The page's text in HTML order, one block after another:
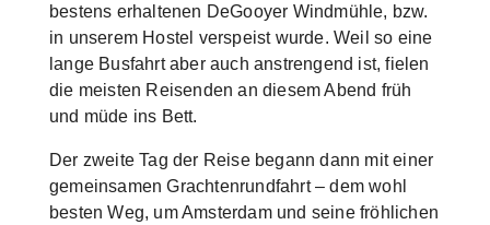
bestens erhaltenen DeGooyer Windmühle, bzw.
in unserem Hostel verspeist wurde. Weil so eine
lange Busfahrt aber auch anstrengend ist, fielen
die meisten Reisenden an diesem Abend früh
und müde ins Bett.
Der zweite Tag der Reise begann dann mit einer
gemeinsamen Grachten­rundfahrt – dem wohl
besten Weg, um Amsterdam und seine fröhlichen